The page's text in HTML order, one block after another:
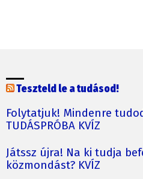
Teszteld le a tudásod!
Folytatjuk! Mindenre
TUDÁSPRÓBA KVÍZ
Játssz újra! Na ki tudja
közmondást? KVÍZ